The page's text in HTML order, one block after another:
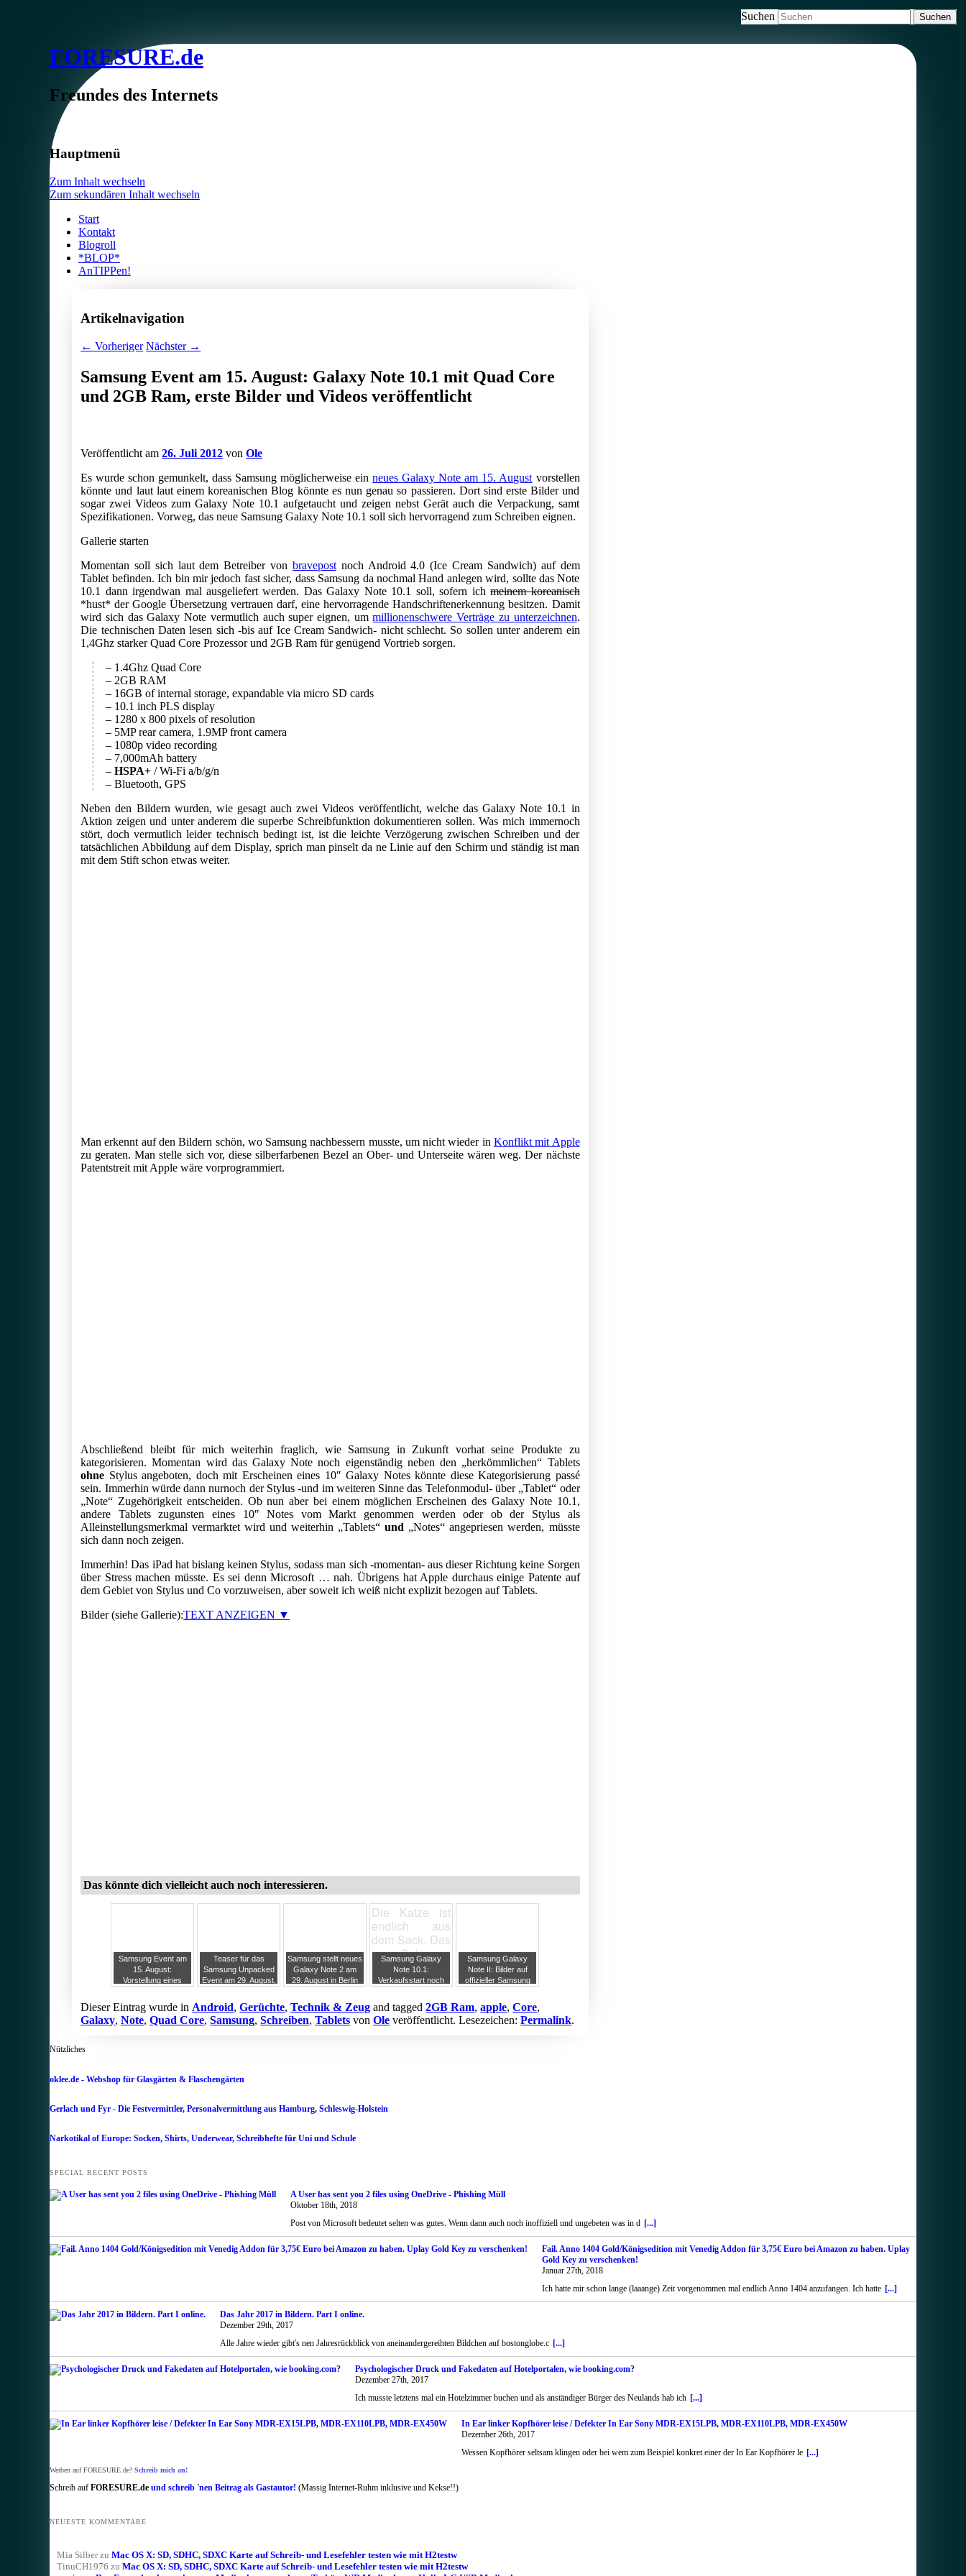
FORESURE.de
Freundes des Internets
Suchen
Hauptmenü
Zum Inhalt wechseln
Zum sekundären Inhalt wechseln
Start
Kontakt
Blogroll
*BLOP*
AnTIPPen!
Artikelnavigation
← Vorheriger Nächster →
Samsung Event am 15. August: Galaxy Note 10.1 mit Quad Core
und 2GB Ram, erste Bilder und Videos veröffentlicht
Veröffentlicht am26. Juli 2012 vonOle
Es wurde schon gemunkelt, dass Samsung möglicherweise einneues Galaxy Note am 15. August vorstellen
könnte und laut laut einem koreanischen Blog könnte es nun genau so passieren. Dort sind erste Bilder und
sogar zwei Videos zum Galaxy Note 10.1 aufgetaucht und zeigen nebst Gerät auch die Verpackung, samt
Spezifikationen. Vorweg, das neue Samsung Galaxy Note 10.1 soll sich hervorragend zum Schreiben eignen.
Gallerie starten
Momentan soll sich laut dem Betreiber von bravepostnoch Android 4.0 (Ice Cream Sandwich) auf dem
Tablet befinden. Ich bin mir jedoch fast sicher, dass Samsung da nochmal Hand anlegen wird, sollte das Note
10.1 dann irgendwan mal ausgeliefert werden. Das Galaxy Note 10.1 soll, sofern ichmeinem koreanisch
*hust* der Google Übersetzung vertrauen darf, eine hervorragende Handschriftenerkennung besitzen. Damit
wird sich das Galaxy Note vermutlich auch super eignen, ummillionenschwere Verträge zu unterzeichnen.
Die technischen Daten lesen sich -bis auf Ice Cream Sandwich- nicht schlecht. So sollen unter anderem ein
1,4Ghz starker Quad Core Prozessor und 2GB Ram für genügend Vortrieb sorgen.
– 1.4Ghz Quad Core
– 2GB RAM
– 16GB of internal storage, expandable via micro SD cards
– 10.1 inch PLS display
– 1280 x 800 pixels of resolution
– 5MP rear camera, 1.9MP front camera
– 1080p video recording
– 7,000mAh battery
–HSPA+ / Wi-Fi a/b/g/n
– Bluetooth, GPS
Neben den Bildern wurden, wie gesagt auch zwei Videos veröffentlicht, welche das Galaxy Note 10.1 in
Aktion zeigen und unter anderem die superbe Schreibfunktion dokumentieren sollen. Was mich immernoch
stört, doch vermutlich leider technisch bedingt ist, ist die leichte Verzögerung zwischen Schreiben und der
tatsächlichen Abbildung auf dem Display, sprich man pinselt da ne Linie auf den Schirm und ständig ist man
mit dem Stift schon etwas weiter.
Man erkennt auf den Bildern schön, wo Samsung nachbessern musste, um nicht wieder in Konflikt mit Apple
zu geraten. Man stelle sich vor, diese silberfarbenen Bezel an Ober- und Unterseite wären weg. Der nächste
Patentstreit mit Apple wäre vorprogrammiert.
Abschließend bleibt für mich weiterhin fraglich, wie Samsung in Zukunft vorhat seine Produkte zu
kategorisieren. Momentan wird das Galaxy Note noch eigenständig neben den „herkömmlichen“ Tablets
ohne Stylus angeboten, doch mit Erscheinen eines 10″ Galaxy Notes könnte diese Kategorisierung passé
sein. Immerhin würde dann nurnoch der Stylus -und im weiteren Sinne das Telefonmodul- über „Tablet“ oder
„Note“ Zugehörigkeit entscheiden. Ob nun aber bei einem möglichen Erscheinen des Galaxy Note 10.1,
andere Tablets zugunsten eines 10″ Notes vom Markt genommen werden oder ob der Stylus als
Alleinstellungsmerkmal vermarktet wird und weiterhin „Tablets“und „Notes“ angepriesen werden, müsste
sich dann noch zeigen.
Immerhin! Das iPad hat bislang keinen Stylus, sodass man sich -momentan- aus dieser Richtung keine Sorgen
über Stress machen müsste. Es sei denn Microsoft … nah. Übrigens hat Apple durchaus einige Patente auf
dem Gebiet von Stylus und Co vorzuweisen, aber soweit ich weiß nicht explizit bezogen auf Tablets.
Bilder (siehe Gallerie):TEXT ANZEIGEN ▼
Das könnte dich vielleicht auch noch interessieren.
Samsung Event am
15. August:
Vorstellung eines
Teaser für das
Samsung Unpacked
Event am 29. August,
Jelly Bean für S3
Samsung stellt neues
Galaxy Note 2 am
29. August in Berlin
noch Koreanisch
sprechendes
Personal
Die Katze ist
endlich aus
dem Sack. Das
neue Galax
Samsung Galaxy
Note 10.1:
Verkaufsstart noch
Samsung Galaxy
Note II: Bilder auf
offizieller Samsung
zeigen doch nicht
das Note II
Dieser Eintrag wurde in Android,Gerüchte,Technik & Zeug and tagged2GB Ram,apple,Core,
Galaxy,Note,Quad Core,Samsung,Schreiben,Tablets vonOle veröffentlicht. Lesezeichen:Permalink.
Nützliches
oklee.de - Webshop für Glasgärten & Flaschengärten
Gerlach und Fyr - Die Festvermittler, Personalvermittlung aus Hamburg, Schleswig-Holstein
Narkotikal of Europe: Socken, Shirts, Underwear, Schreibhefte für Uni und Schule
SPECIAL RECENT POSTS
A User has sent you 2 files using OneDrive - Phishing Müll
Oktober 18th, 2018
Post von Microsoft bedeutet selten was gutes. Wenn dann auch noch inoffiziell und ungebeten was in d [...]
Fail. Anno 1404 Gold/Königsedition mit Venedig Addon für 3,75€ Euro bei Amazon zu haben. Uplay
Gold Key zu verschenken!
Januar 27th, 2018
Ich hatte mir schon lange (laaange) Zeit vorgenommen mal endlich Anno 1404 anzufangen. Ich hatte [...]
Das Jahr 2017 in Bildern. Part I online.
Dezember 29th, 2017
Alle Jahre wieder gibt's nen Jahresrückblick von aneinandergereihten Bildchen auf bostonglobe.c [...]
Psychologischer Druck und Fakedaten auf Hotelportalen, wie booking.com?
Dezember 27th, 2017
Ich musste letztens mal ein Hotelzimmer buchen und als anständiger Bürger des Neulands hab ich [...]
In Ear linker Kopfhörer leise / Defekter In Ear Sony MDR-EX15LPB, MDR-EX110LPB, MDR-EX450W
Dezember 26th, 2017
Wessen Kopfhörer seltsam klingen oder bei wem zum Beispiel konkret einer der In Ear Kopfhörer le [...]
Werben auf FORESURE.de? Schreib mich an!
Schreib auf FORESURE.de und schreib 'nen Beitrag als Gastautor! (Massig Internet-Ruhm inklusive und Kekse!!)
NEUESTE KOMMENTARE
Mia Silberzu Mac OS X: SD, SDHC, SDXC Karte auf Schreib- und Lesefehler testen wie mit H2testw
TinuCH1976 zu Mac OS X: SD, SDHC, SDXC Karte auf Schreib- und Lesefehler testen wie mit H2testw